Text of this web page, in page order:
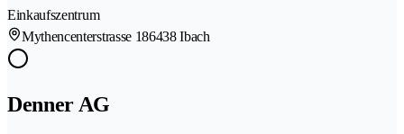
Einkaufszentrum
Mythencenterstrasse 186438 Ibach
Denner AG